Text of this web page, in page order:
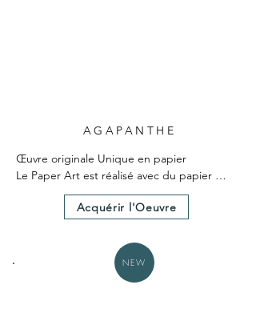
AGAPANTHE
Œuvre originale Unique en papier
Le Paper Art est réalisé avec du papier
teinté dans la masse
Le Paper Art a nécessité 25 heures environ
Un certificat d'authenticité est fourni avec
Acquérir l'Oeuvre
NEW